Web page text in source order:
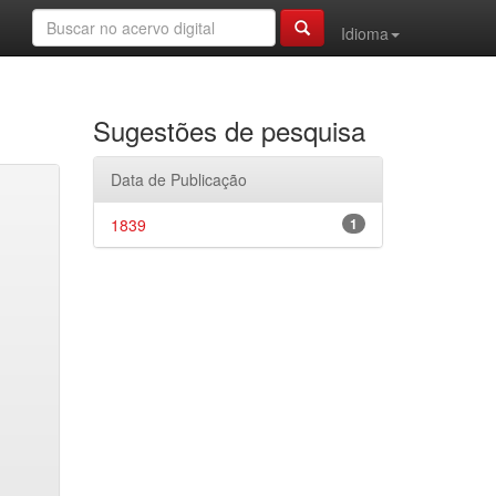
Idioma
Sugestões de pesquisa
Data de Publicação
1
1839